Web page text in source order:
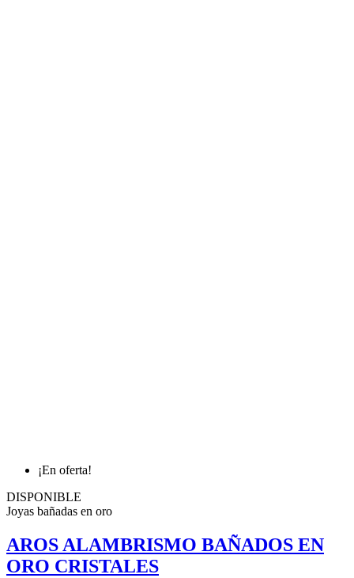
¡En oferta!
DISPONIBLE
Joyas bañadas en oro
AROS ALAMBRISMO BAÑADOS EN
ORO CRISTALES